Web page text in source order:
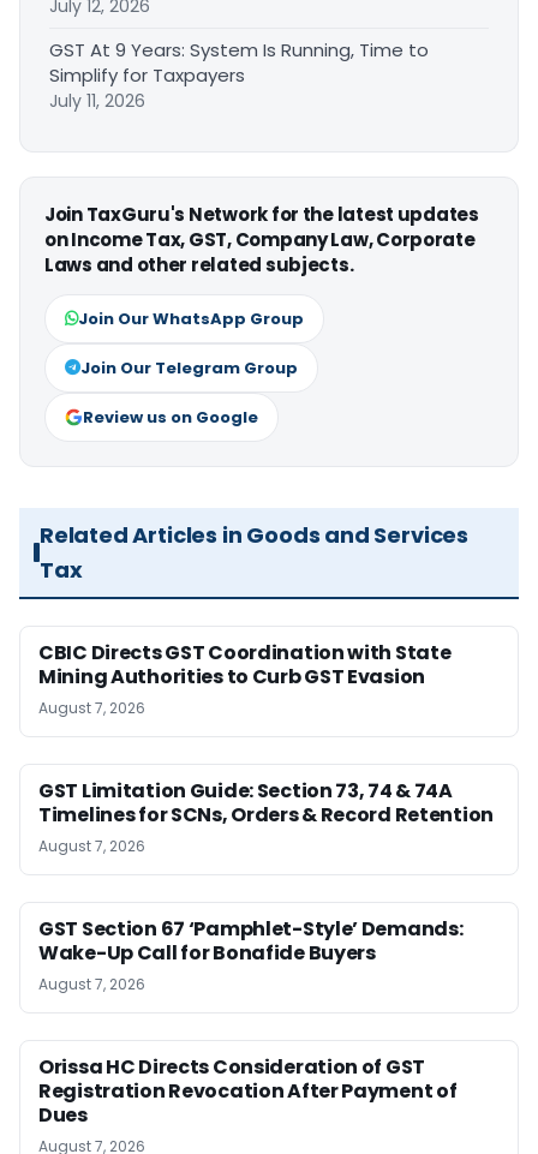
July 12, 2026
GST At 9 Years: System Is Running, Time to
Simplify for Taxpayers
July 11, 2026
Join TaxGuru's Network for the latest updates
on Income Tax, GST, Company Law, Corporate
Laws and other related subjects.
Join Our WhatsApp Group
Join Our Telegram Group
Review us on Google
Related Articles in Goods and Services
Tax
CBIC Directs GST Coordination with State
Mining Authorities to Curb GST Evasion
August 7, 2026
GST Limitation Guide: Section 73, 74 & 74A
Timelines for SCNs, Orders & Record Retention
August 7, 2026
GST Section 67 ‘Pamphlet-Style’ Demands:
Wake-Up Call for Bonafide Buyers
August 7, 2026
Orissa HC Directs Consideration of GST
Registration Revocation After Payment of
Dues
August 7, 2026